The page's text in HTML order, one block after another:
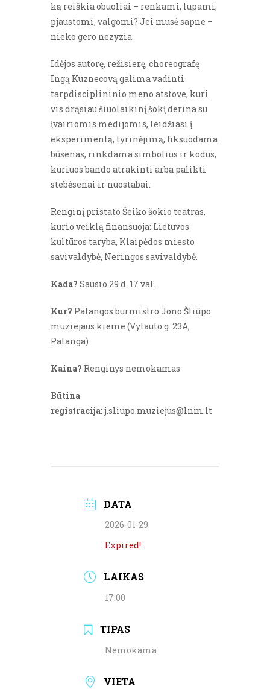
ką reiškia obuoliai – renkami, lupami,
pjaustomi, valgomi? Jei musė sapne –
nieko gero nezyzia.
Idėjos autorę, režisierę, choreografę
Ingą Kuznecovą galima vadinti
tarpdisciplininio meno atstove, kuri
vis drąsiau šiuolaikinį šokį derina su
įvairiomis medijomis, leidžiasi į
eksperimentą, tyrinėjimą, fiksuodama
būsenas, rinkdama simbolius ir kodus,
kuriuos bando atrakinti arba palikti
stebėsenai ir nuostabai.
Renginį pristato Šeiko šokio teatras,
kurio veiklą finansuoja: Lietuvos
kultūros taryba, Klaipėdos miesto
savivaldybė, Neringos savivaldybė.
Kada? Sausio 29 d. 17 val.
Kur? Palangos burmistro Jono Šliūpo
muziejaus kieme (Vytauto g. 23A,
Palanga)
Kaina? Renginys nemokamas
Būtina
registracija:j.sliupo.muziejus@lnm.lt
DATA
2026-01-29
Expired!
LAIKAS
17:00
TIPAS
Nemokama
VIETA